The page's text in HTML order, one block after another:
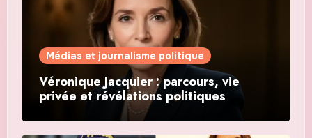
Médias et journalisme politique
Véronique Jacquier : parcours, vie
privée et révélations politiques